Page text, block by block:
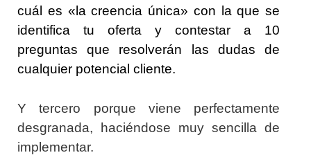
cuál es «la creencia única» con la que se
identifica tu oferta y contestar a 10
preguntas que resolverán las dudas de
cualquier potencial cliente.
Y tercero porque viene perfectamente
desgranada, haciéndose muy sencilla de
implementar.